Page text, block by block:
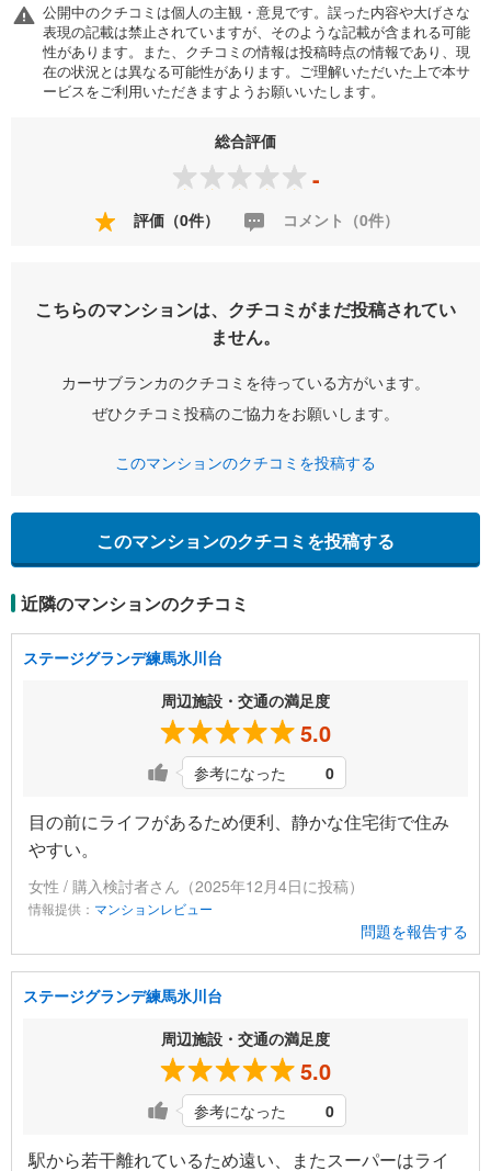
公開中のクチコミは個人の主観・意見です。誤った内容や大げさな
表現の記載は禁止されていますが、そのような記載が含まれる可能
性があります。また、クチコミの情報は投稿時点の情報であり、現
在の状況とは異なる可能性があります。ご理解いただいた上で本サ
ービスをご利用いただきますようお願いいたします。
総合評価
-
評価（0件） コメント（0件）
こちらのマンションは、クチコミがまだ投稿されてい
ません。
カーサブランカのクチコミを待っている方がいます。
ぜひクチコミ投稿のご協力をお願いします。
このマンションのクチコミを投稿する
このマンションのクチコミを投稿する
近隣のマンションのクチコミ
ステージグランデ練馬氷川台
周辺施設・交通の満足度
5.0
参考になった 0
目の前にライフがあるため便利、静かな住宅街で住み
やすい。
女性 / 購入検討者さん（2025年12月4日に投稿）
情報提供： マンションレビュー
問題を報告する
ステージグランデ練馬氷川台
周辺施設・交通の満足度
5.0
参考になった 0
駅から若干離れているため遠い、またスーパーはライ